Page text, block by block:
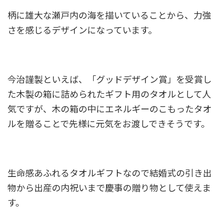
柄に雄大な瀬戸内の海を描いていることから、力強
さを感じるデザインになっています。
今治謹製といえば、「グッドデザイン賞」を受賞し
た木製の箱に詰められたギフト用のタオルとして人
気ですが、木の箱の中にエネルギーのこもったタオ
ルを贈ることで先様に元気をお渡しできそうです。
生命感あふれるタオルギフトなので結婚式の引き出
物から出産の内祝いまで慶事の贈り物として使えま
す。